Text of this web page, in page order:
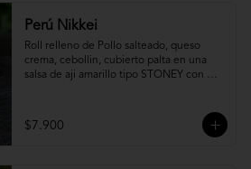
Perú Nikkei
Roll relleno de Pollo salteado, queso
crema, cebollin, cubierto palta en una
salsa de aji amarillo tipo STONEY con
$7.900